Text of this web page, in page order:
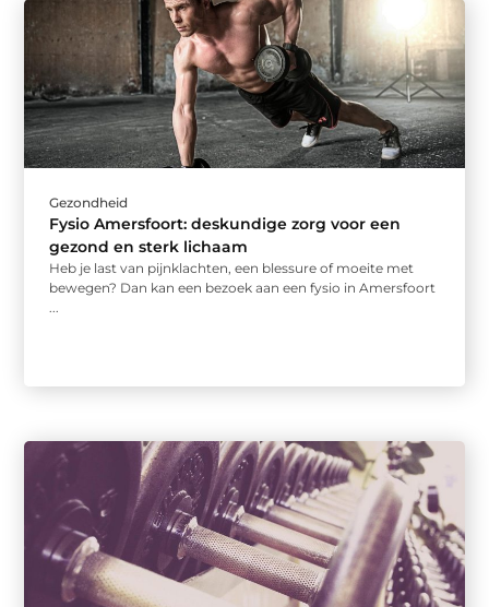
Gezondheid
Fysio Amersfoort: deskundige zorg voor een
gezond en sterk lichaam
Heb je last van pijnklachten, een blessure of moeite met
bewegen? Dan kan een bezoek aan een fysio in Amersfoort
...